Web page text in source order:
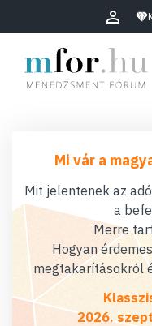
Mi vár a
Mit jelentenek az
a
Merre
Hogyan
megtakarításokról
2026.